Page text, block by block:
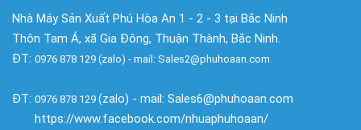
Nhà Máy Sản Xuất Phú Hòa An 1 - 2 - 3 tại Bắc Ninh
Thôn Tam Á, xã Gia Đông, Thuận Thành, Bắc Ninh.
ĐT: 0976 878 129 (zalo) - mail: Sales2@phuhoaan.com
ĐT: 0976 878 129 (zalo) - mail: Sales6@phuhoaan.com
https://www.facebook.com/nhuaphuhoaan/